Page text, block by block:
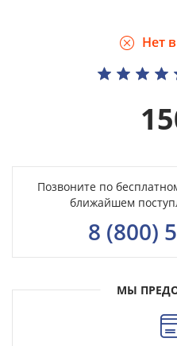
Нет
Позвоните по
ближайшем
8 (800)
МЫ